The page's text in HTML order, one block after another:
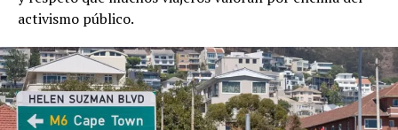
activismo público.